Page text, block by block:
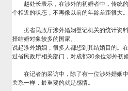
赵处长表示，在涉外的初婚者中，传统的“
个相近的状态，不再像以前的年龄差距很大
据省民政厅涉外婚姻登记机关的统计资料
择结婚对象较多的国家。
说起涉外婚姻，很多人都想到其结婚目的。
过省民政厅相关部门，对成都30余位涉外初
在记者的采访中，除了有一位涉外婚姻中
关系一样，最重要的就是感情。